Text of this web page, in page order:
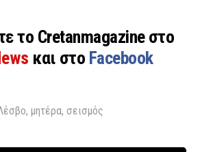
το Cretanmagazine στο
και στο Facebook
, μητέρα, σεισμός